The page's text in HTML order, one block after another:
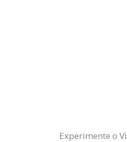
Experimente o